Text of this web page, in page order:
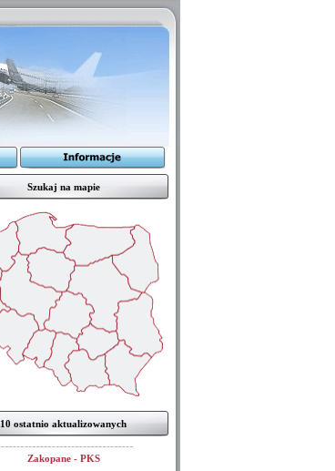
Szukaj na mapie
10 ostatnio aktualizowanych
Zakopane - PKS